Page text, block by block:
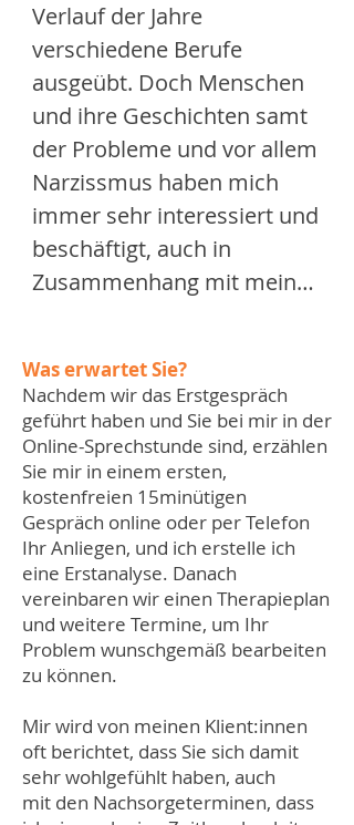
Verlauf der Jahre
verschiedene Berufe
ausgeübt. Doch Menschen
und ihre Geschichten samt
der Probleme und vor allem
Narzissmus haben mich
immer sehr interessiert und
beschäftigt, auch in
Zusammenhang mit meinen
Jahren  meine Ausbildung
zur Hypnotiseurin began.
Danach der Psychologischer
Berater, und schließlich
wurde ich Heilpraktikerin
für Psychotherapie nebst
diverser Weiterbildungen
und Spezialisierungen.
Meine Praxis gründete ich
2015. Ich fühlte, dass ich mit
meinen Fähigkeiten der
Hochsensibilität und
meinem erfühlendem
Wissen und Empathie
Was erwartet Sie?
Nachdem wir das Erstgespräch
geführt haben und Sie bei mir in der
Online-Sprechstunde sind, erzählen
Sie mir in einem ersten,
kostenfreien 15minütigen
Gespräch online oder per Telefon
Ihr Anliegen, und ich erstelle ich
eine Erstanalyse. Danach
vereinbaren wir einen Therapieplan
und weitere Termine, um Ihr
Problem wunschgemäß bearbeiten
zu können.
Mir wird von meinen Klient:innen
oft berichtet, dass Sie sich damit
sehr wohlgefühlt haben, auch
mit den Nachsorgeterminen, dass